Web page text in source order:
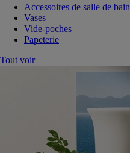
Accessoires de salle de bain
Vases
Vide-poches
Papeterie
Tout voir